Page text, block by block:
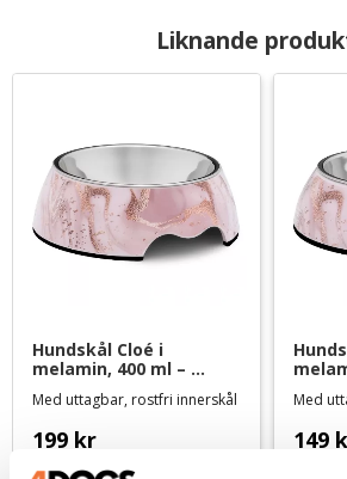
Liknande
Hundskål Cloé i
melamin, 400 ml –
marmorerad rosa/rosé
Med uttagbar, rostfri innerskål
199 kr
Med
149